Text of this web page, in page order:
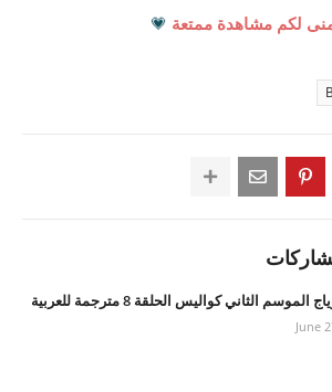
لكم مشاهدة ممتعة 💗
الثاني كواليس الحلقة 8 مترجمة للعربية
June